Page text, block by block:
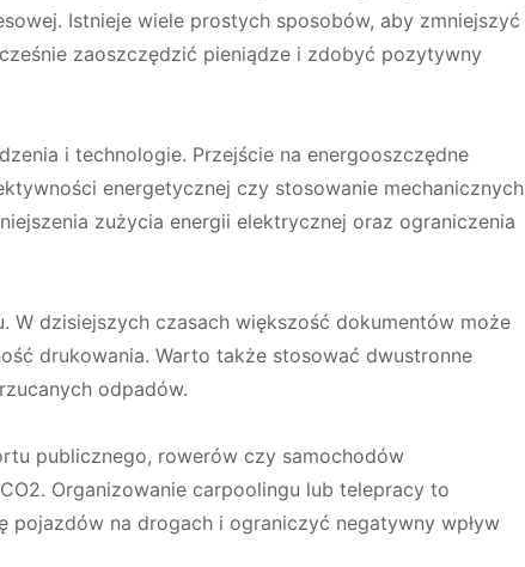
Istnieje wiele prostych sposobów, aby zmniejszyć
zaoszczędzić pieniądze i zdobyć pozytywny
i technologie. Przejście na energooszczędne
energetycznej czy stosowanie mechanicznych
zużycia energii elektrycznej oraz ograniczenia
W dzisiejszych czasach większość dokumentów może
drukowania. Warto także stosować dwustronne
odpadów.
publicznego, rowerów czy samochodów
Organizowanie carpoolingu lub telepracy to
na drogach i ograniczyć negatywny wpływ